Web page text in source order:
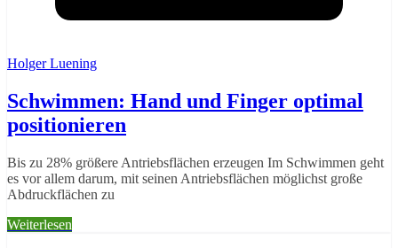
Holger Luening
Schwimmen: Hand und Finger optimal
positionieren
Bis zu 28% größere Antriebsflächen erzeugen Im Schwimmen geht
es vor allem darum, mit seinen Antriebsflächen möglichst große
Abdruckflächen zu
Weiterlesen